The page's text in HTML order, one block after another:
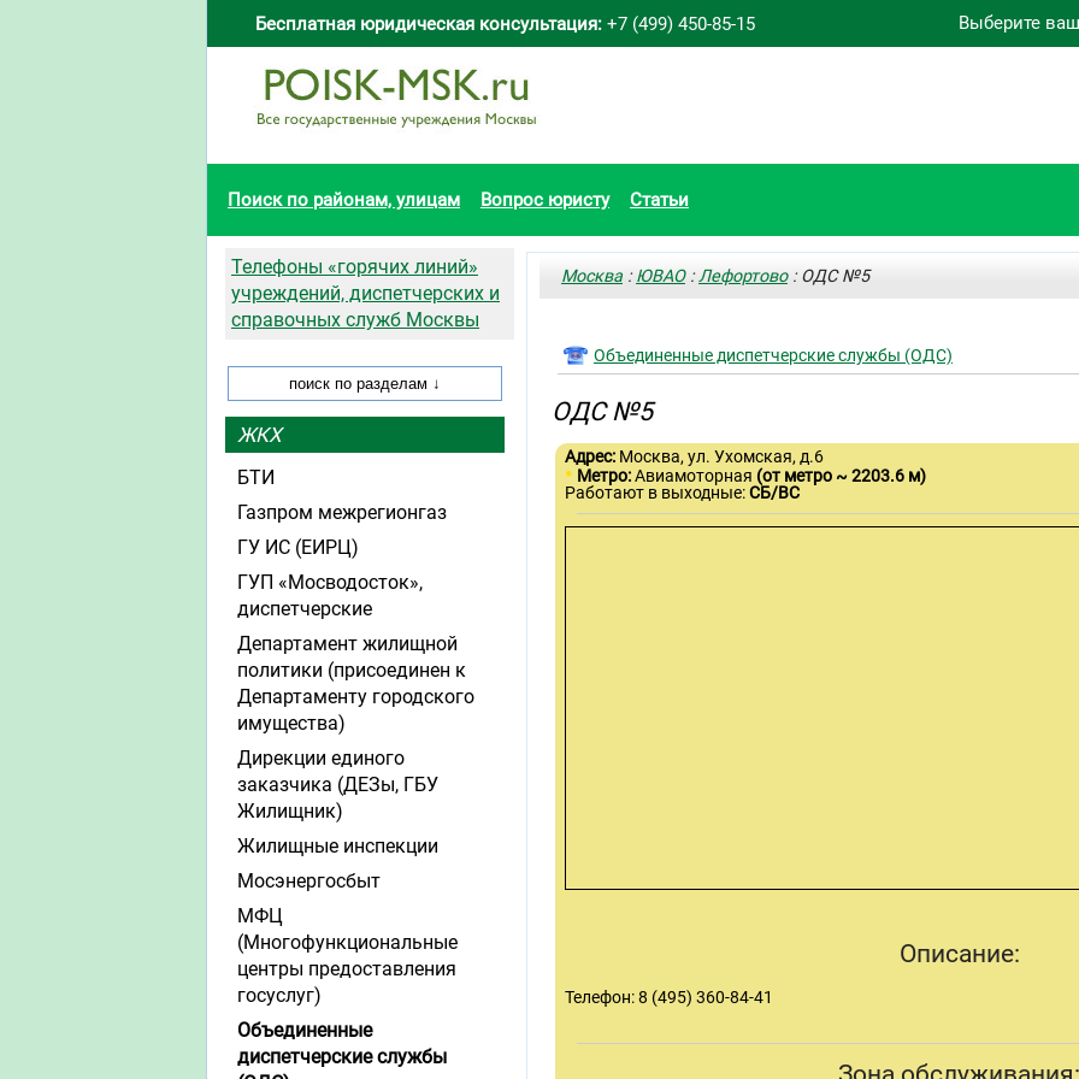
Выберите
Бесплатная юридическая консультация: +7 (499) 450-85-15
Поиск по районам, улицам Вопрос юристу Статьи
Москва :ЮВАО:Лефортово: ОДС №5
Объединенные диспетчерские службы (ОДС)
ОДС №5
Адрес: Москва, ул. Ухомская, д.6
• Метро:Авиамоторная (от метро ~ 2203.6 м)
Работают в выходные:СБ/ВС
Описание:
Телефон: 8 (495) 360-84-41
Телефоны «горячих линий»
учреждений, диспетчерских и
справочных служб Москвы
ЖКХ
БТИ
Газпром межрегионгаз
ГУ ИС (ЕИРЦ)
ГУП «Мосводосток»,
диспетчерские
Департамент жилищной
политики (присоединен к
Департаменту городского
имущества)
Дирекции единого
заказчика (ДЕЗы, ГБУ
Жилищник)
Жилищные инспекции
Мосэнергосбыт
МФЦ
(Многофункциональные
центры предоставления
госуслуг)
Объединенные
диспетчерские службы